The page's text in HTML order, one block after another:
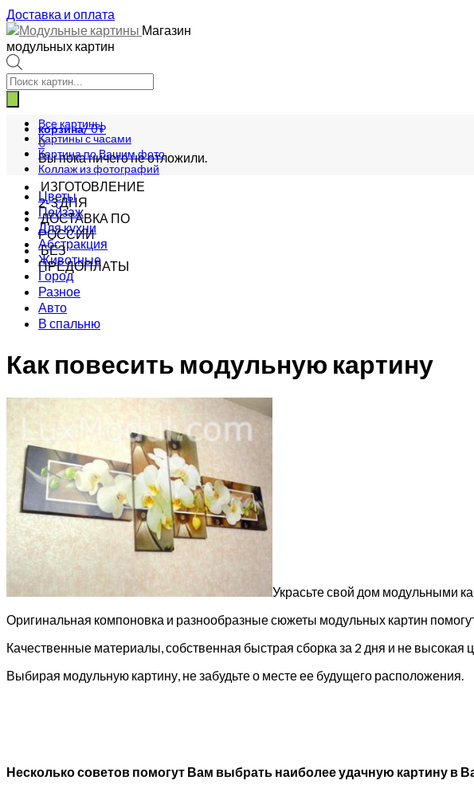
Доставка и оплата
Магазин
модульных картин
Поиск
товаров
корзина/0₽
0
Вы пока ничего не отложили.
ИЗГОТОВЛЕНИЕ
2-3 ДНЯ
ДОСТАВКА ПО
РОССИИ
БЕЗ
ПРЕДОПЛАТЫ
Все картины
Картины с часами
Картина по Вашим фото
Коллаж из фотографий
Цветы
Пейзаж
Для кухни
Абстракция
Животные
Город
Разное
Авто
В спальню
Как повесить модульную картину
Украсьте свой дом модульными
Оригинальная компоновка и разнообразные сюжеты модульных картин
Качественные материалы, собственная быстрая сборка за 2 дня и не
Выбирая модульную картину, не забудьте о месте ее будущего расположения.
Несколько советов помогут Вам выбрать наиболее удачную картину в